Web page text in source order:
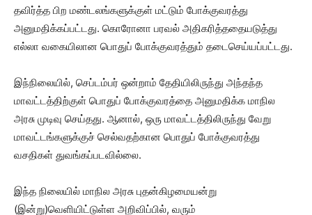
தவிர்த்த பிற மண்டலங்களுக்குள் மட்டும் போக்குவரத்து
அனுமதிக்கப்பட்டது. கொரோனா பரவல் அதிகரித்ததையடுத்து
எல்லா வகையிலான பொதுப் போக்குவரத்தும் தடைசெய்யப்பட்டது.
இந்நிலையில், செப்டம்பர் ஒன்றாம் தேதியிலிருந்து அந்தந்த
மாவட்டத்திற்குள் பொதுப் போக்குவரத்தை அனுமதிக்க மாநில
அரசு முடிவு செய்தது. ஆனால், ஒரு மாவட்டத்திலிருந்து வேறு
மாவட்டங்களுக்குச் செல்வதற்கான பொதுப் போக்குவரத்து
வசதிகள் துவங்கப்படவில்லை.
இந்த நிலையில் மாநில அரசு புதன்கிழமையன்று
(இன்று)வெளியிட்டுள்ள அறிவிப்பில், வரும்